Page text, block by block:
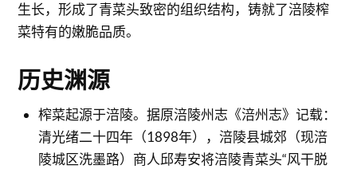
生长，形成了青菜头致密的组织结构，铸就了涪陵榨
菜特有的嫩脆品质。
历史渊源
榨菜起源于涪陵。据原涪陵州志《涪州志》记载：
清光绪二十四年（1898年），涪陵县城郊（现涪
陵城区洗墨路）商人邱寿安将涪陵青菜头“风干脱